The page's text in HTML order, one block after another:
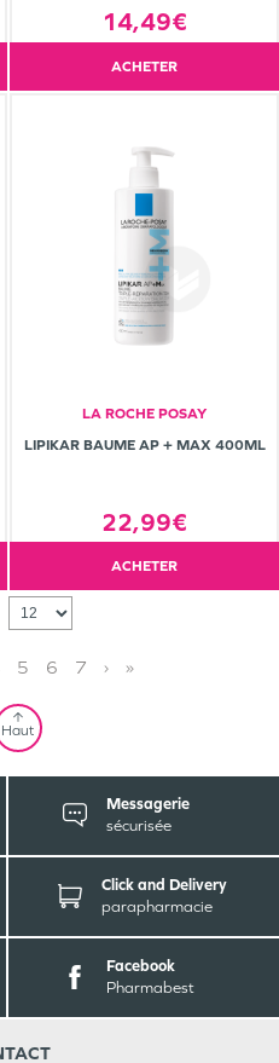
14,49€
ACHETER
LA ROCHE POSAY
LIPIKAR BAUME AP + MAX 400ML
22,99€
ACHETER
5 6 7 › »
Haut
Messagerie
sécurisée
Click and Delivery
parapharmacie
Facebook
Pharmabest